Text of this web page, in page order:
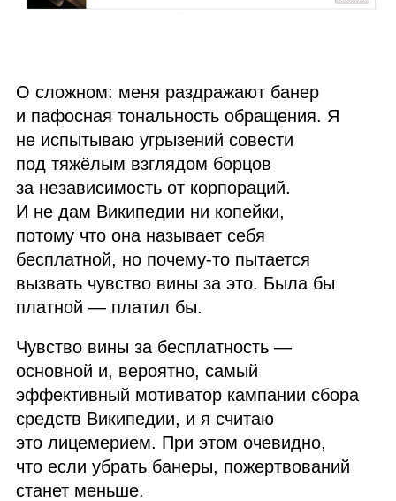
О сложном: меня раздражают банер
и пафосная тональность обращения. Я
не испытываю угрызений совести
под тяжёлым взглядом борцов
за независимость от корпораций.
И не дам Википедии ни копейки,
потому что она называет себя
бесплатной, но почему‑то пытается
вызвать чувство вины за это. Была бы
платной — платил бы.
Чувство вины за бесплатность —
основной и, вероятно, самый
эффективный мотиватор кампании сбора
средств Википедии, и я считаю
это лицемерием. При этом очевидно,
что если убрать банеры, пожертвований
станет меньше.